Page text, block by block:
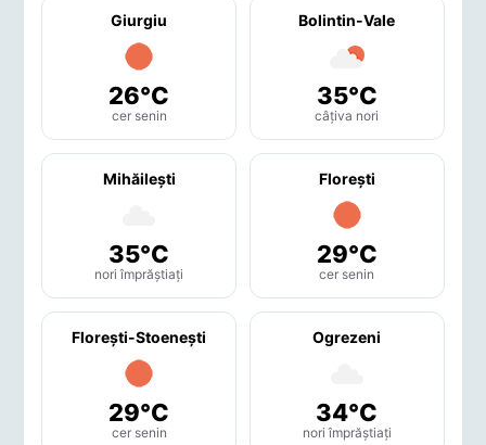
Giurgiu
26°C
cer senin
Bolintin-Vale
35°C
câțiva nori
Mihăileşti
35°C
nori împrăștiați
Floreşti
29°C
cer senin
Floreşti-Stoeneşti
29°C
cer senin
Ogrezeni
34°C
nori împrăștiați